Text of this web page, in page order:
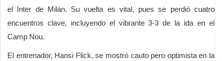
el Inter de Milán. Su vuelta es vital, pues se perdió cuatro
encuentros clave, incluyendo el vibrante 3-3 de la ida en el
Camp Nou.
El entrenador, Hansi Flick, se mostró cauto pero optimista en la